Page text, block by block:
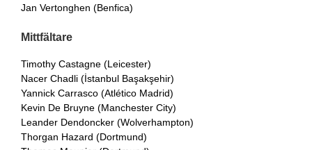
Jan Vertonghen (Benfica)
Mittfältare
Timothy Castagne (Leicester)
Nacer Chadli (İstanbul Başakşehir)
Yannick Carrasco (Atlético Madrid)
Kevin De Bruyne (Manchester City)
Leander Dendoncker (Wolverhampton)
Thorgan Hazard (Dortmund)